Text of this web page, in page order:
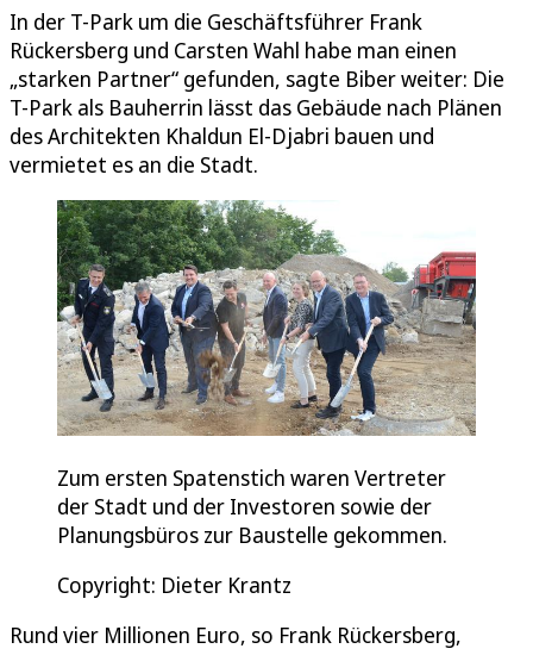
In der T-Park um die Geschäftsführer Frank
Rückersberg und Carsten Wahl habe man einen
„starken Partner“ gefunden, sagte Biber weiter: Die
T-Park als Bauherrin lässt das Gebäude nach Plänen
des Architekten Khaldun El-Djabri bauen und
vermietet es an die Stadt.
Zum ersten Spatenstich waren Vertreter
der Stadt und der Investoren sowie der
Planungsbüros zur Baustelle gekommen.
Copyright: Dieter Krantz
Rund vier Millionen Euro, so Frank Rückersberg,